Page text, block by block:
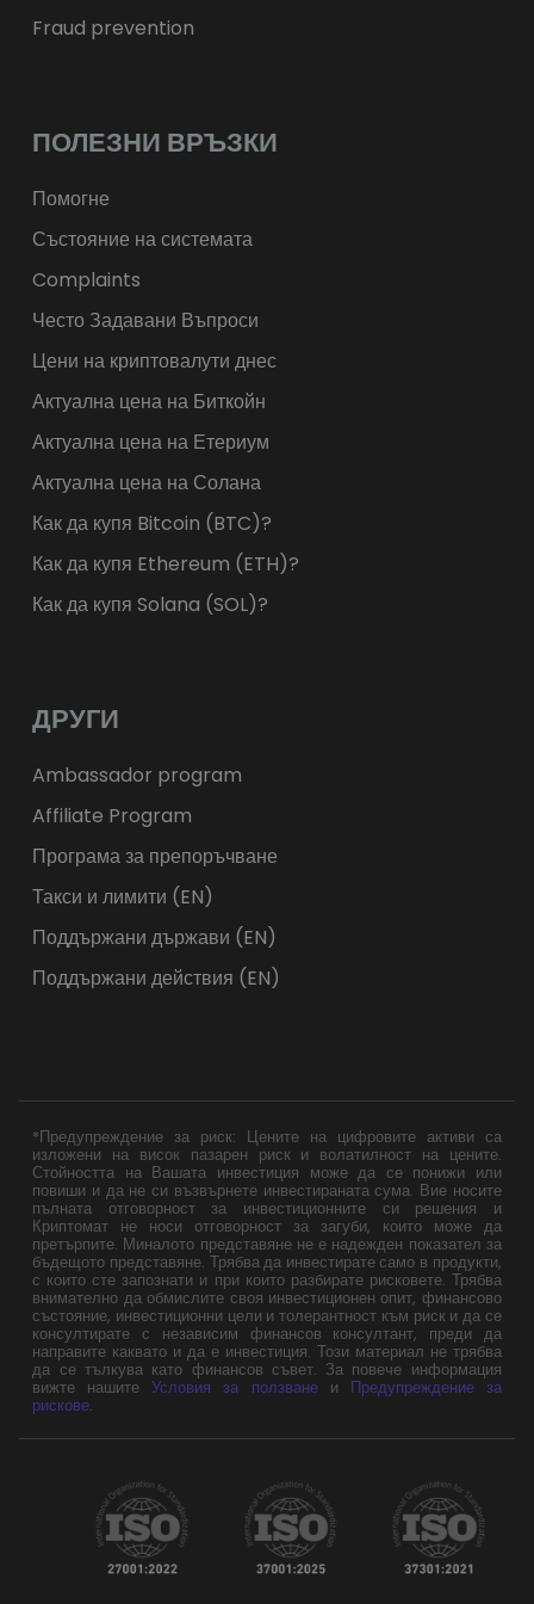
Fraud prevention
ПОЛЕЗНИ ВРЪЗКИ
Помогне
Състояние на системата
Complaints
Често Задавани Въпроси
Цени на криптовалути днес
Актуална цена на Биткойн
Актуална цена на Етериум
Актуална цена на Солана
Как да купя Bitcoin (BTC)?
Как да купя Ethereum (ETH)?
Как да купя Solana (SOL)?
ДРУГИ
Ambassador program
Affiliate Program
Програма за препоръчване
Такси и лимити (EN)
Поддържани държави (EN)
Поддържани действия (EN)
*Предупреждение за риск: Цените на цифровите активи са
изложени на висок пазарен риск и волатилност на цените.
Стойността на Вашата инвестиция може да се понижи или
повиши и да не си възвърнете инвестираната сума. Вие носите
пълната отговорност за инвестиционните си решения и
Криптомат не носи отговорност за загуби, които може да
претърпите. Миналото представяне не е надежден показател за
бъдещото представяне. Трябва да инвестирате само в продукти,
с които сте запознати и при които разбирате рисковете. Трябва
внимателно да обмислите своя инвестиционен опит, финансово
състояние, инвестиционни цели и толерантност към риск и да се
консултирате с независим финансов консултант, преди да
направите каквато и да е инвестиция. Този материал не трябва
да се тълкува като финансов съвет. За повече информация
вижте нашитеУсловия за ползванеи Предупреждение за
рискове.